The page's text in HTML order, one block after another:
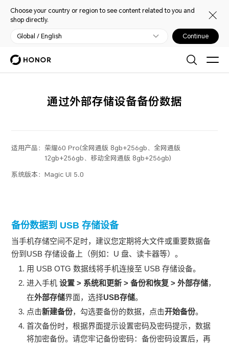
Choose your country or region to see content related to you and
shop directly.
Global / English Continue
通过外部存储设备备份数据
适用产品： 荣耀60 Pro(全网通版 8gb+256gb、全网通版
12gb+256gb、移动全网通版 8gb+256gb)
系统版本：Magic UI 5.0
备份数据到 USB 存储设备
当手机存储空间不足时，建议您定期将大文件或重要数据备
份到USB 存储设备上（例如：U 盘、读卡器等）。
用 USB OTG 数据线将手机连接至 USB 存储设备。
进入手机 设置 > 系统和更新 >备份和恢复 >外部存储，
在外部存储界面，选择USB存储。
点击新建备份，勾选要备份的数据，点击开始备份。
首次备份时，根据界面提示设置密码及密码提示，数据
将加密备份。请您牢记备份密码：备份密码设置后，再